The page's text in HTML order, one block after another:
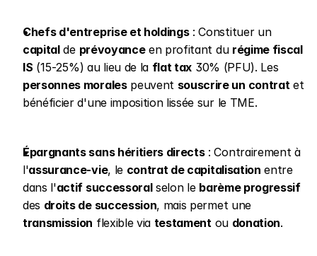
Chefs d'entreprise et holdings
: Constituer un
capital de prévoyance en profitant du régime fiscal
IS (15-25%) au lieu de la flat tax
personnes morales peuvent souscrire un contrat et
bénéficier d'une imposition lissée sur le TME.
Épargnants sans héritiers directs : Contrairement à
l'assurance-vie, le contrat de capitalisation entre
dans l'actif successoral selon le barème progressif
des droits de succession
, mais permet une
transmission flexible via testament ou donation.